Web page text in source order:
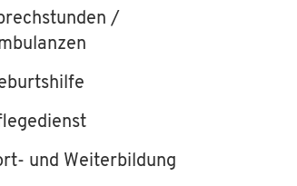
/
und Weiterbildung